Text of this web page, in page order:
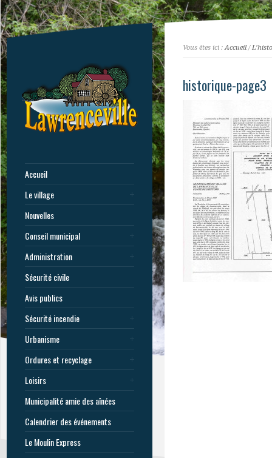
Accueil
Le village
Nouvelles
Conseil municipal
Administration
Sécurité civile
Avis publics
Sécurité incendie
Urbanisme
Ordures et recyclage
Loisirs
Municipalité amie des aînées
Calendrier des événements
Le Moulin Express
Vous êtes ici :Accueil/
historique-page3